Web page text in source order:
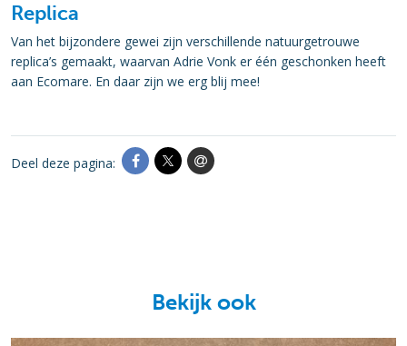
Replica
Van het bijzondere gewei zijn verschillende natuurgetrouwe
replica’s gemaakt, waarvan Adrie Vonk er één geschonken heeft
aan Ecomare. En daar zijn we erg blij mee!
Deel deze pagina:
Bekijk ook